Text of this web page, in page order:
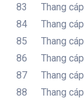
83
Thang cáp
84
Thang cáp
85
Thang cáp
86
Thang cáp
87
Thang cáp
88
Thang cáp